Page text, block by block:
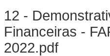
12 -
Financeiras -
2022.pdf